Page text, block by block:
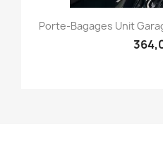
Porte-Bagages Unit